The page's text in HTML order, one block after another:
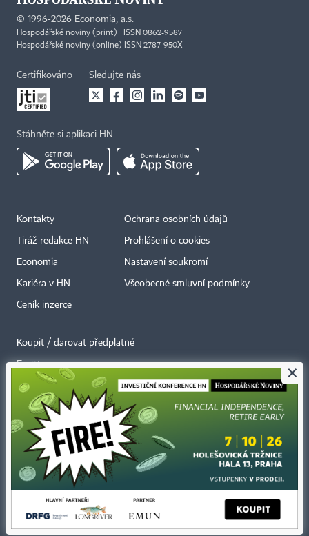
© 1996-2026 Economia, a.s.
Hospodářské noviny (print) ISSN 0862-9587
Hospodářské noviny (online) ISSN 2787-950X
Certifikováno Sledujte nás
Stáhněte si aplikaci HN
Kontakty
Tiráž redakce HN
Economia
Kariéra v HN
Ceník inzerce
Ochrana osobních údajů
Prohlášení o cookies
Nastavení soukromí
Všeobecné smluvní podmínky
Koupit / darovat předplatné
Eventy
Newslettery
RSS kanály
Autorská práva vykonává vydavatel. Bez písemného svolení vydavatele je
zakázáno jakékoli užití částí nebo celku díla, zejména rozmnožování a šíření
jakýmkoli způsobem, mechanickým nebo elektronickým, v českém nebo
jiném jazyce. Bez souhlasu vydavatele je zakázáno též rozmnožování
obsahu pro účely automatizované analýzy textů nebo dat
podle ustanovení § 39c autorského zákona.
×